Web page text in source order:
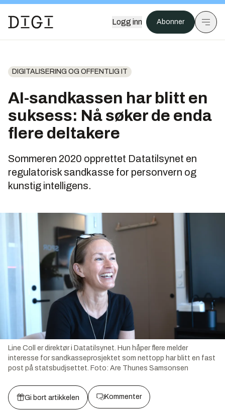
Logg inn Abonner
DIGITALISERING OG OFFENTLIG IT
AI-sandkassen har blitt en
suksess: Nå søker de enda
flere deltakere
Sommeren 2020 opprettet Datatilsynet en
regulatorisk sandkasse for personvern og
kunstig intelligens.
Line Coll er direktør i Datatilsynet. Hun håper flere melder
interesse for sandkasseprosjektet som nettopp har blitt en fast
post på statsbudjsettet. Foto: Are Thunes Samsonsen
Gi bort artikkelen Kommenter